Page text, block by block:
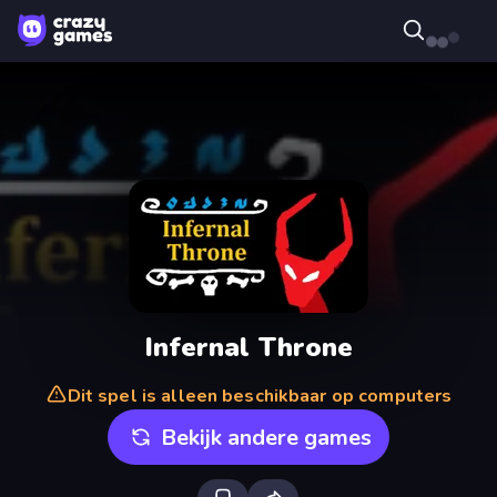
Infernal Throne
Dit spel is alleen beschikbaar op computers
Bekijk andere games